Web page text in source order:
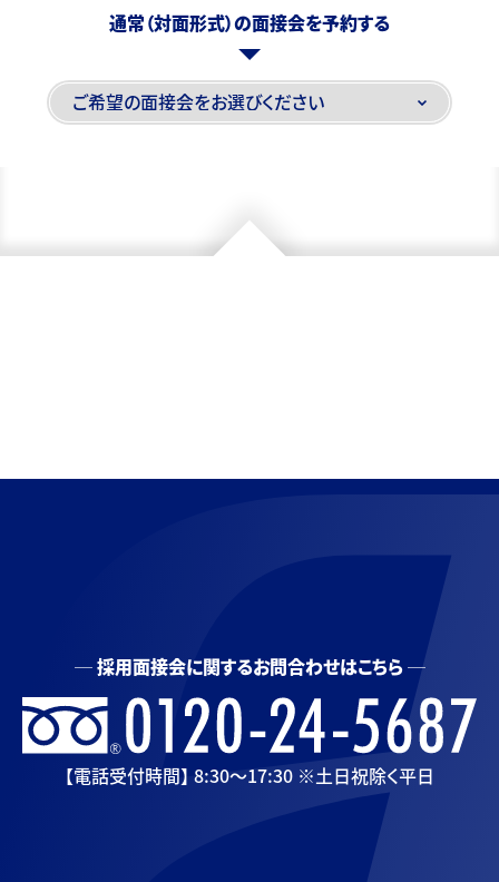
通常（対面形式）の面接会を予約する
採用面接会に関するお問合わせはこちら
【電話受付時間】 8:30〜17:30 ※土日祝除く平日